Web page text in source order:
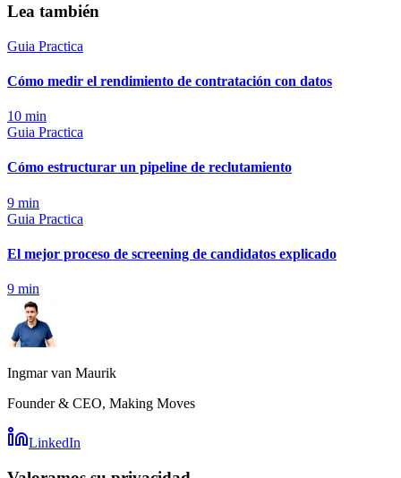
Lea también
Guia Practica
Cómo medir el rendimiento de contratación con datos
10 min
Guia Practica
Cómo estructurar un pipeline de reclutamiento
9 min
Guia Practica
El mejor proceso de screening de candidatos explicado
9 min
Ingmar van Maurik
Founder & CEO, Making Moves
LinkedIn